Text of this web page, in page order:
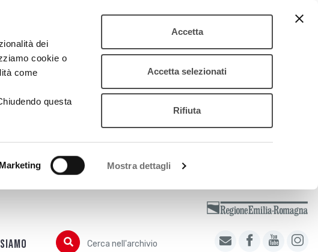
dei
cookie o
come
questa
Marketing Mostra dettagli
Accetta
Accetta selezionati
Rifiuta
Cerca
Cerca nell'archivio